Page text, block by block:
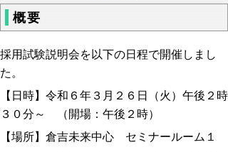
概要
採用試験説明会を以下の日程で開催しまし
た。
【日時】令和６年３月２６日（火）午後２時
３０分～ （開場：午後２時）
【場所】倉吉未来中心 セミナールーム１